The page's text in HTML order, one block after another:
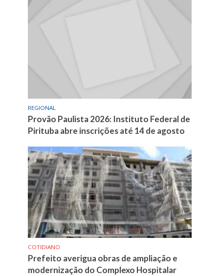
REGIONAL
Provão Paulista 2026: Instituto Federal de
Pirituba abre inscrições até 14 de agosto
COTIDIANO
Prefeito averigua obras de ampliação e
modernização do Complexo Hospitalar